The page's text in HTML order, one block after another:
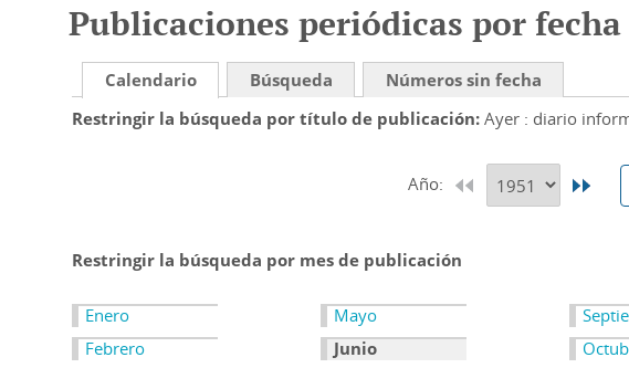
Publicaciones periódicas por fecha
Calendario Búsqueda
Números sin fecha
Restringir la búsqueda por título de publicación Ayer : diario
Año:
Restringir la búsqueda por mes de publicación
Enero
Febrero
Mayo
Junio